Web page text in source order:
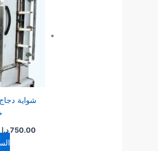
شواية
750.00د.ا